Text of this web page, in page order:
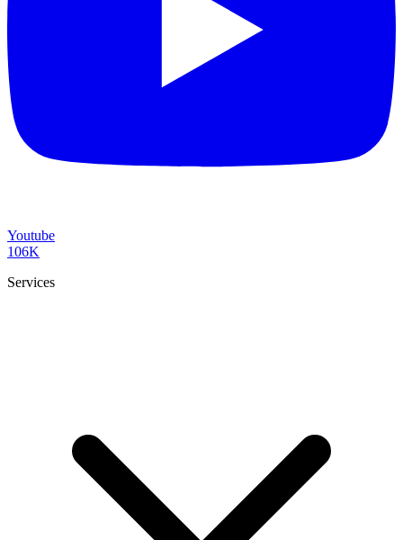
Youtube
106K
Services